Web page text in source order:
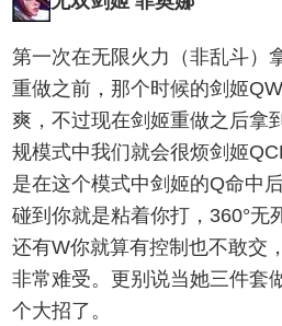
第一次在无限火力（非乱斗）
重做之前，那个时候的剑姬
爽，不过现在剑姬重做之后拿
规模式中我们就会很烦剑姬
是在这个模式中剑姬的Q命中
碰到你就是粘着你打，360°无
还有W你就算有控制也不敢交
非常难受。更别说当她三件套
个大招了。